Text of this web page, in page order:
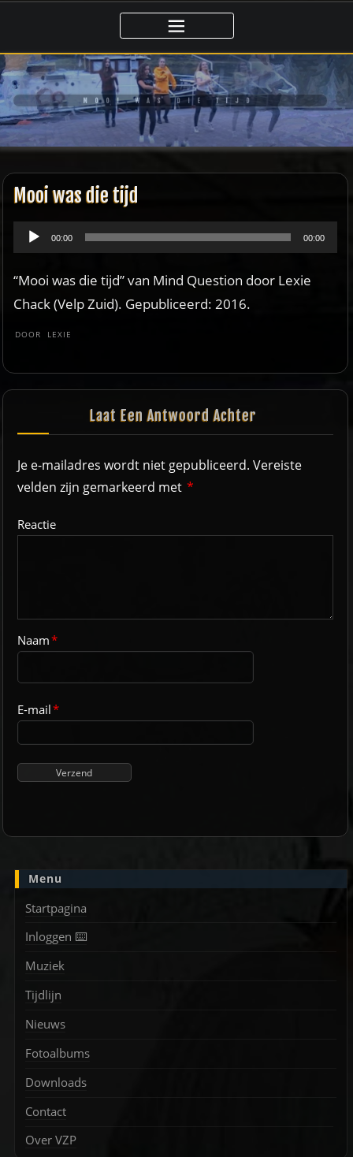
de
inhoud
MOOI WAS DIE TIJD
Mooi was die tijd
Audiospeler
00:00 00:00
“Mooi was die tijd” van Mind Question door Lexie
Chack (Velp Zuid). Gepubliceerd: 2016.
DOOR LEXIE
Laat Een Antwoord Achter
Je e-mailadres wordt niet gepubliceerd. Vereiste
velden zijn gemarkeerd met *
Reactie
Naam*
E-mail*
Menu
Startpagina
Inloggen ⌨️
Muziek
Tijdlijn
Nieuws
Fotoalbums
Downloads
Contact
Over VZP